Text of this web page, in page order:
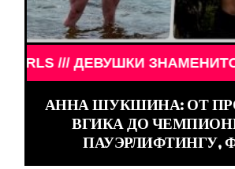
/// WORLD GIRLS ///
АННА ШУКШИНА: ОТ
ВГИКА ДО
ПАУЭРЛИФТИНГУ,